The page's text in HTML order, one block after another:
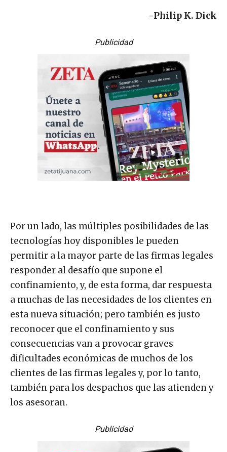
-Philip K. Dick
Publicidad
Por un lado, las múltiples posibilidades de las
tecnologías hoy disponibles le pueden
permitir a la mayor parte de las firmas legales
responder al desafío que supone el
confinamiento, y, de esta forma, dar respuesta
a muchas de las necesidades de los clientes en
esta nueva situación; pero también es justo
reconocer que el confinamiento y sus
consecuencias van a provocar graves
dificultades económicas de muchos de los
clientes de las firmas legales y, por lo tanto,
también para los despachos que las atienden y
los asesoran.
Publicidad